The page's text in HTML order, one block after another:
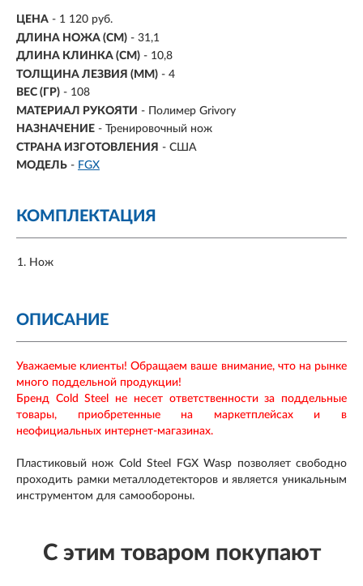
ЦЕНА - 1 120 руб.
ДЛИНА НОЖА (СМ) - 31,1
ДЛИНА КЛИНКА (СМ) - 10,8
ТОЛЩИНА ЛЕЗВИЯ (ММ) - 4
ВЕС (ГР) - 108
МАТЕРИАЛ РУКОЯТИ - Полимер Grivory
НАЗНАЧЕНИЕ - Тренировочный нож
СТРАНА ИЗГОТОВЛЕНИЯ - США
МОДЕЛЬ - FGX
КОМПЛЕКТАЦИЯ
Нож
ОПИСАНИЕ
Уважаемые клиенты! Обращаем ваше внимание, что на рынке
много поддельной продукции!
Бренд Cold Steel не несет ответственности за поддельные
товары, приобретенные на маркетплейсах и в
неофициальных интернет-магазинах.
Пластиковый нож Cold Steel FGX Wasp позволяет свободно
проходить рамки металлодетекторов и является уникальным
инструментом для самообороны.
С этим товаром покупают